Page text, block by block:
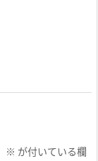
※ が付いている欄